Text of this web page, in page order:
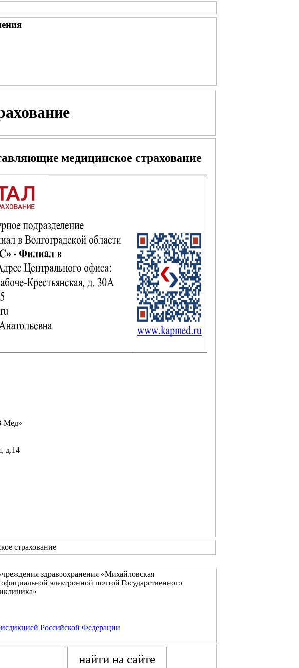
медицинское страхование
Мед»
д.14
страхование
здравоохранения «Михайловская
официальной электронной почтой Государственного
Российской Федерации